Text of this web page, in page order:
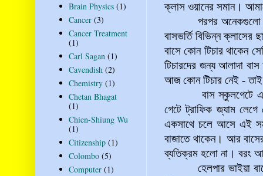
ক্লাস ওয়ানের সমান।
পরপর অনেকগুলো
বাসভর্তি বিভিন্ন
বাসে কোন টিচার থাকেন
টিচারদের জন্য আলাদা
আজ কোন টিচার নেই - তাই
বাস স্কুলগেটে এসে
গেটে ট্রাফিক জ্যাম
একসাথে চলে আসে এই
বাজাতে থাকেন। আর
ব্যতিক্রম হলো না। বরং
হেলপার ভাইয়া বাসের
Brain Physics (1)
Cancer (3)
Cancer Treatment
(1)
Carl Sagan (1)
Cavendish (2)
Chemistry (1)
Chetan Bhagat
(1)
Chien-Shiung Wu
(1)
Citizenship (1)
Colombo (5)
Computer (1)